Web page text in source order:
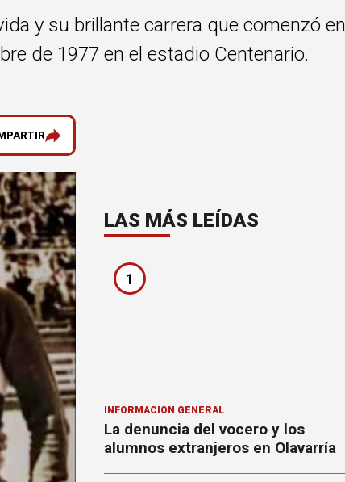
y su brillante carrera que comenzó en
de 1977 en el estadio Centenario.
LAS MÁS LEÍDAS
1
INFORMACION GENERAL
La denuncia del vocero y los
alumnos extranjeros en Olavarría